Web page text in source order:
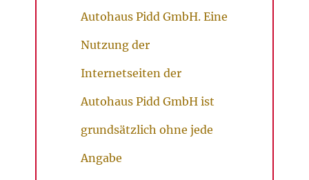
Autohaus Pidd GmbH. Eine
Nutzung der
Internetseiten der
Autohaus Pidd GmbH ist
grundsätzlich ohne jede
Angabe